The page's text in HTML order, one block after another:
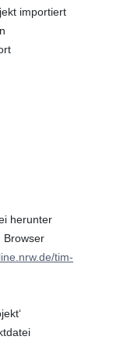
importiert
herunter
Browser
tim-